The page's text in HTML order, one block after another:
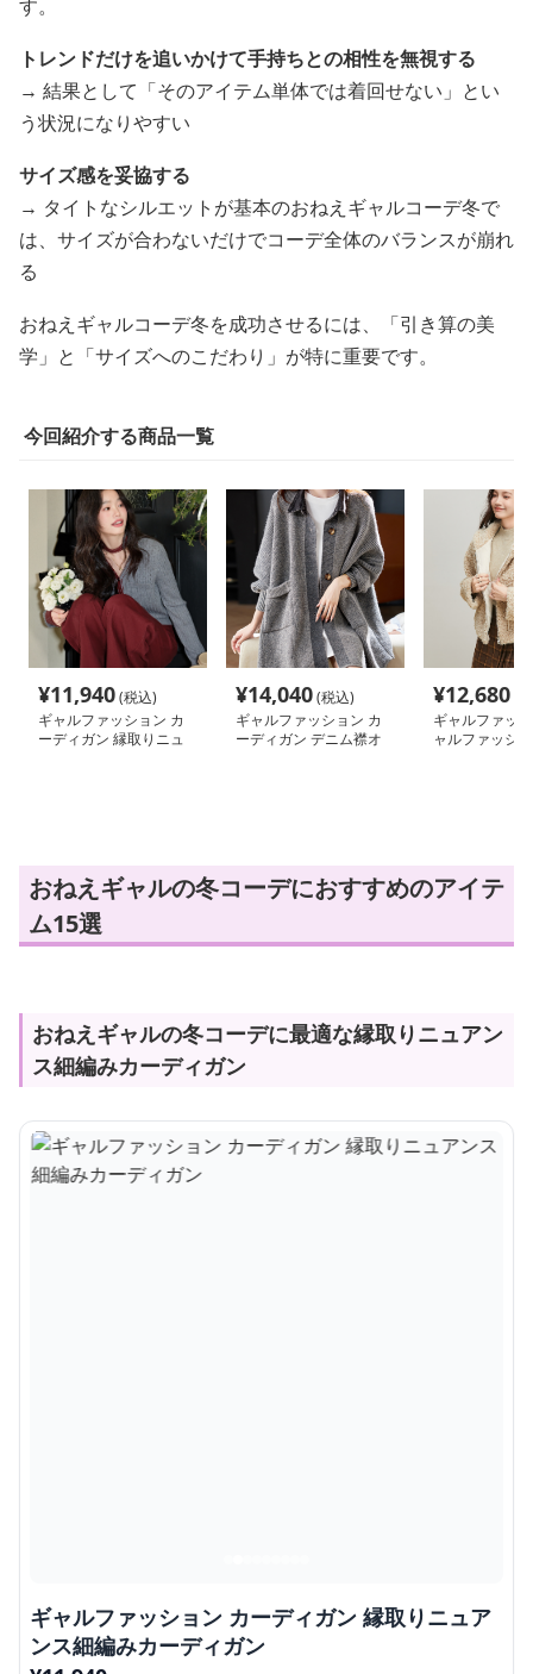
す。
トレンドだけを追いかけて手持ちとの相性を無視する
→ 結果として「そのアイテム単体では着回せない」とい
う状況になりやすい
サイズ感を妥協する
→ タイトなシルエットが基本のおねえギャルコーデ冬で
は、サイズが合わないだけでコーデ全体のバランスが崩れ
る
おねえギャルコーデ冬を成功させるには、「引き算の美
学」と「サイズへのこだわり」が特に重要です。
今回紹介する商品一覧
¥11,940(税込)
ギャルファッション カ
ーディガン 縁取りニュ
¥14,040(税込)
ギャルファッション カ
ーディガン デニム襟オ
¥12,680
ギャルファッ
ャルファッシ
おねえギャルの冬コーデにおすすめのアイテ
ム15選
おねえギャルの冬コーデに最適な縁取りニュアン
ス細編みカーディガン
ギャルファッション カーディガン 縁取りニュア
ンス細編みカーディガン